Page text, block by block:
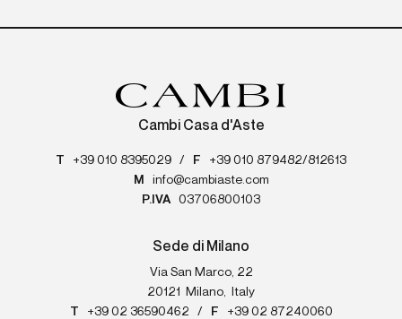
Cambi Casa d'Aste
T +39 010 8395029 / F
+39 010 879482/812613
M
info@cambiaste.com
P.IVA
03706800103
Sede di Milano
Via San Marco, 22
20121
Milano
Italy
T
+39 02 36590462 / F
+39 02 87240060